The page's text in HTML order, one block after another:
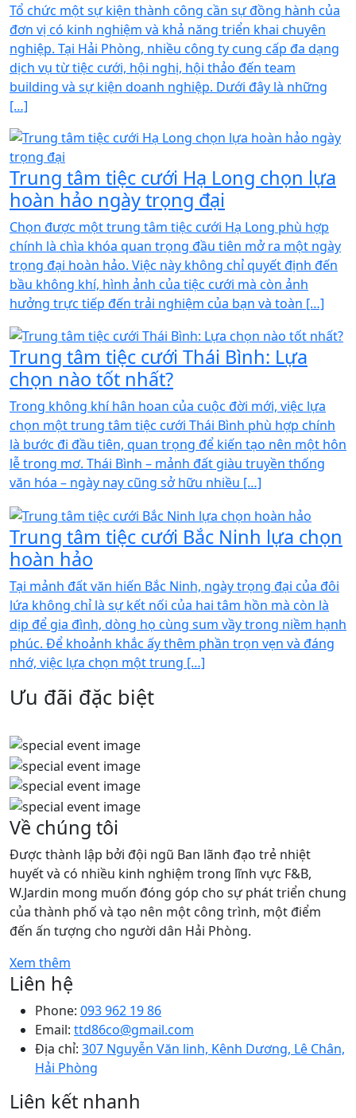
Tổ chức một sự kiện thành công cần sự đồng hành của
đơn vị có kinh nghiệm và khả năng triển khai chuyên
nghiệp. Tại Hải Phòng, nhiều công ty cung cấp đa dạng
dịch vụ từ tiệc cưới, hội nghị, hội thảo đến team
building và sự kiện doanh nghiệp. Dưới đây là những
[…]
Trung tâm tiệc cưới Hạ Long chọn lựa
hoàn hảo ngày trọng đại
Chọn được một trung tâm tiệc cưới Hạ Long phù hợp
chính là chìa khóa quan trọng đầu tiên mở ra một ngày
trọng đại hoàn hảo. Việc này không chỉ quyết định đến
bầu không khí, hình ảnh của tiệc cưới mà còn ảnh
hưởng trực tiếp đến trải nghiệm của bạn và toàn […]
Trung tâm tiệc cưới Thái Bình: Lựa
chọn nào tốt nhất?
Trong không khí hân hoan của cuộc đời mới, việc lựa
chọn một trung tâm tiệc cưới Thái Bình phù hợp chính
là bước đi đầu tiên, quan trọng để kiến tạo nên một hôn
lễ trong mơ. Thái Bình – mảnh đất giàu truyền thống
văn hóa – ngày nay cũng sở hữu nhiều […]
Trung tâm tiệc cưới Bắc Ninh lựa chọn
hoàn hảo
Tại mảnh đất văn hiến Bắc Ninh, ngày trọng đại của đôi
lứa không chỉ là sự kết nối của hai tâm hồn mà còn là
dịp để gia đình, dòng họ cùng sum vầy trong niềm hạnh
phúc. Để khoảnh khắc ấy thêm phần trọn vẹn và đáng
nhớ, việc lựa chọn một trung […]
Ưu đãi đặc biệt
Về chúng tôi
Được thành lập bởi đội ngũ Ban lãnh đạo trẻ nhiệt
huyết và có nhiều kinh nghiệm trong lĩnh vực F&B,
W.Jardin mong muốn đóng góp cho sự phát triển chung
của thành phố và tạo nên một công trình, một điểm
đến ấn tượng cho người dân Hải Phòng.
Xem thêm
Liên hệ
Phone: 093 962 19 86
Email: ttd86co@gmail.com
Địa chỉ: 307 Nguyễn Văn linh, Kênh Dương, Lê Chân,
Hải Phòng
Liên kết nhanh